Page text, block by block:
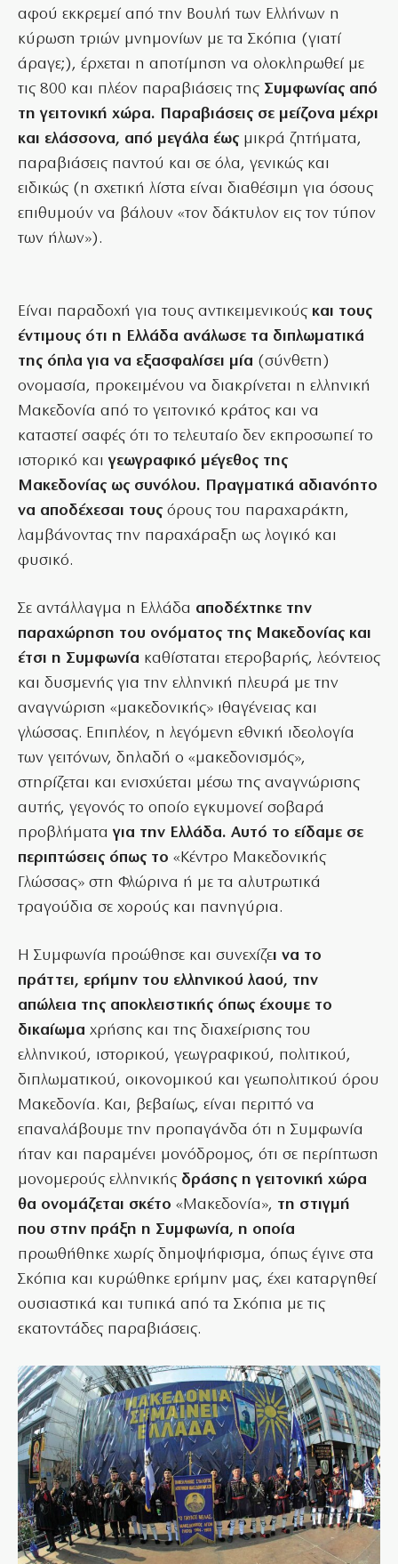
αφού εκκρεμεί από την Βουλή των Ελλήνων η
κύρωση τριών μνημονίων με τα Σκόπια (γιατί
άραγε;), έρχεται η αποτίμηση να ολοκληρωθεί με
τις 800 και πλέον παραβιάσεις της Συμφωνίας από
τη γειτονική χώρα. Παραβιάσεις σε μείζονα μέχρι
και ελάσσονα, από μεγάλα έως μικρά ζητήματα,
παραβιάσεις παντού και σε όλα, γενικώς και
ειδικώς (η σχετική λίστα είναι διαθέσιμη για όσους
επιθυμούν να βάλουν «τον δάκτυλον εις τον τύπον
των ήλων»).
Είναι παραδοχή για τους αντικειμενικούς και τους
έντιμους ότι η Ελλάδα ανάλωσε τα διπλωματικά
της όπλα για να εξασφαλίσει μία (σύνθετη)
ονομασία, προκειμένου να διακρίνεται η ελληνική
Μακεδονία από το γειτονικό κράτος και να
καταστεί σαφές ότι το τελευταίο δεν εκπροσωπεί το
ιστορικό καιγεωγραφικό μέγεθος της
Μακεδονίας ως συνόλου. Πραγματικά αδιανόητο
να αποδέχεσαι τους όρους του παραχαράκτη,
λαμβάνοντας την παραχάραξη ως λογικό και
φυσικό.
Σε αντάλλαγμα η Ελλάδα αποδέχτηκε την
παραχώρηση του ονόματος της Μακεδονίας και
έτσι η Συμφωνία καθίσταται ετεροβαρής, λεόντειος
και δυσμενής για την ελληνική πλευρά με την
αναγνώριση «μακεδονικής» ιθαγένειας και
γλώσσας. Επιπλέον, η λεγόμενη εθνική ιδεολογία
των γειτόνων, δηλαδή ο «μακεδονισμός»,
στηρίζεται και ενισχύεται μέσω της αναγνώρισης
αυτής, γεγονός το οποίο εγκυμονεί σοβαρά
προβλήματαγια την Ελλάδα. Αυτό το είδαμε σε
περιπτώσεις όπως το «Κέντρο Μακεδονικής
Γλώσσας» στη Φλώρινα ή με τα αλυτρωτικά
τραγούδια σε χορούς και πανηγύρια.
Η Συμφωνία προώθησε και συνεχίζει να το
πράττει, ερήμην του ελληνικού λαού, την
απώλεια της αποκλειστικής όπως έχουμε το
δικαίωμα χρήσης και της διαχείρισης του
ελληνικού, ιστορικού, γεωγραφικού, πολιτικού,
διπλωματικού, οικονομικού και γεωπολιτικού όρου
Μακεδονία. Και, βεβαίως, είναι περιττό να
επαναλάβουμε την προπαγάνδα ότι η Συμφωνία
ήταν και παραμένει μονόδρομος, ότι σε περίπτωση
μονομερούς ελληνικής δράσης η γειτονική χώρα
θα ονομάζεται σκέτο «Μακεδονία», τη στιγμή
που στην πράξη η Συμφωνία, η οποία
προωθήθηκε χωρίς δημοψήφισμα, όπως έγινε στα
Σκόπια και κυρώθηκε ερήμην μας, έχει καταργηθεί
ουσιαστικά και τυπικά από τα Σκόπια με τις
εκατοντάδες παραβιάσεις.